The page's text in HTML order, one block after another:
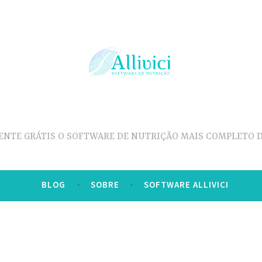
GRÁTIS O SOFTWARE DE NUTRIÇÃO MAIS COMPLETO
BLOG SOBRE SOFTWARE ALLIVICI